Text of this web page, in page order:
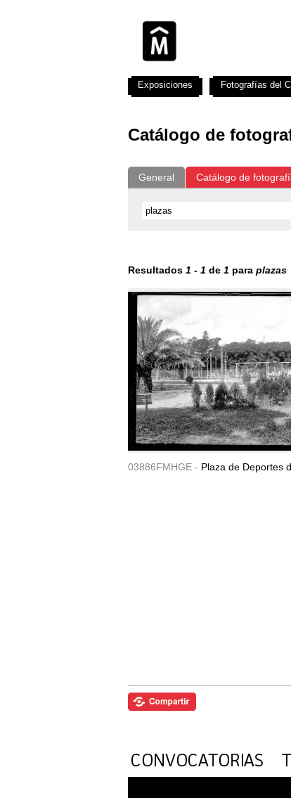
Catálogo de
General Catálogo de
Resultados 1 - 1 de 1 para plazas
03886FMHGE - Plaza de Deportes
Exposiciones Fotografías del